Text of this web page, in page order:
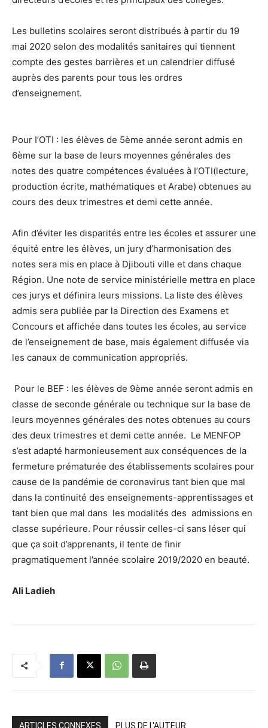
Les bulletins scolaires seront distribués à partir du 19
mai 2020 selon des modalités sanitaires qui tiennent
compte des gestes barrières et un calendrier diffusé
auprès des parents pour tous les ordres
d’enseignement.
Pour I’OTI : les élèves de 5ème année seront admis en
6ème sur la base de leurs moyennes générales des
notes des quatre compétences évaluées à I’OTI(lecture,
production écrite, mathématiques et Arabe) obtenues au
cours des deux trimestres et demi cette année.
Afin d’éviter les disparités entre les écoles et assurer une
équité entre les élèves, un jury d’harmonisation des
notes sera mis en place à Djibouti ville et dans chaque
Région. Une note de service ministérielle mettra en place
ces jurys et définira leurs missions. La liste des élèves
admis sera publiée par la Direction des Examens et
Concours et affichée dans toutes les écoles, au service
de l’enseignement de base, mais également diffusée via
les canaux de communication appropriés.
Pour le BEF : les élèves de 9ème année seront admis en
classe de seconde générale ou technique sur la base de
leurs moyennes générales des notes obtenues au cours
des deux trimestres et demi cette année. Le MENFOP
s’est adapté harmonieusement aux conséquences de la
fermeture prématurée des établissements scolaires pour
cause de la pandémie de coronavirus tant bien que mal
dans la continuité des enseignements-apprentissages et
tant bien que mal dans les modalités des admissions en
classe supérieure. Pour réussir celles-ci sans léser qui
que ça soit d’apprenants, il tente de finir
pragmatiquement l’année scolaire 2019/2020 en beauté.
Ali Ladieh
ARTICLES CONNEXES PLUS DE L'AUTEUR